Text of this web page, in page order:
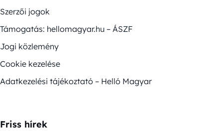
Szerzői jogok
Támogatás: hellomagyar.hu – ÁSZF
Jogi közlemény
Cookie kezelése
Adatkezelési tájékoztató – Helló Magyar
Friss hírek